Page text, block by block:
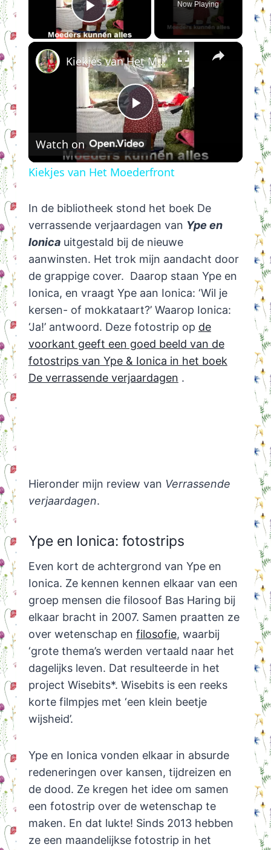
Play Video
Now Playing
×
Play
Video
Kiekjes van Het Moederfront
Watch on
Kiekjes van Het Moederfront
In de bibliotheek stond het boek De
verrassende verjaardagen van Ype en
Ionicauitgestald bij de nieuwe
aanwinsten. Het trok mijn aandacht door
de grappige cover. Daarop staan Ype en
Ionica, en vraagt Ype aan Ionica: ‘Wil je
kersen- of mokkataart?’ Waarop Ionica:
‘Ja!’ antwoord. Deze fotostrip op de
voorkant geeft een goed beeld van de
fotostrips van Ype & Ionica in het boek
De verrassende verjaardagen .
Hieronder mijn review van Verrassende
verjaardagen.
Ype en Ionica: fotostrips
Even kort de achtergrond van Ype en
Ionica. Ze kennen kennen elkaar van een
groep mensen die filosoof Bas Haring bij
elkaar bracht in 2007. Samen praatten ze
over wetenschap en filosofie, waarbij
‘grote thema’s werden vertaald naar het
dagelijks leven. Dat resulteerde in het
project Wisebits*. Wisebits is een reeks
korte filmpjes met ‘een klein beetje
wijsheid’.
Ype en Ionica vonden elkaar in absurde
redeneringen over kansen, tijdreizen en
de dood. Ze kregen het idee om samen
een fotostrip over de wetenschap te
maken. En dat lukte! Sinds 2013 hebben
ze een maandelijkse fotostrip in het